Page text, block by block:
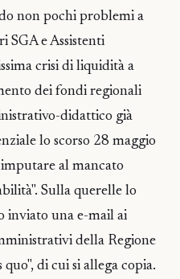
non pochi problemi a
SGA e Assistenti
crisi di liquidità a
dei fondi regionali
didattico già
lo scorso 28 maggio
al mancato
Sulla querelle lo
inviato una e-mail ai
della Regione
di cui si allega copia.